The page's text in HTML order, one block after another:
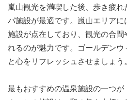
嵐山観光を満喫した後、歩き疲
パ施設が最適です。嵐山エリアに
施設が点在しており、観光の合
れるのが魅力です。ゴールデン
と心をリフレッシュさせましょう
最もおすすめの温泉施設の一つ